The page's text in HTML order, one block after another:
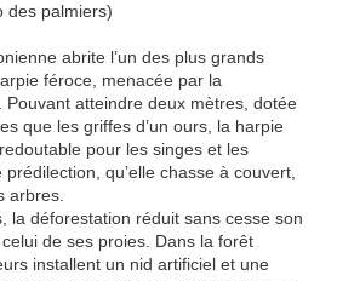
des palmiers)
abrite l’un des plus grands
féroce, menacée par la
atteindre deux mètres, dotée
que les griffes d’un ours, la harpie
pour les singes et les
qu’elle chasse à couvert,
arbres.
la déforestation réduit sans cesse son
de ses proies. Dans la forêt
installent un nid artificiel et une